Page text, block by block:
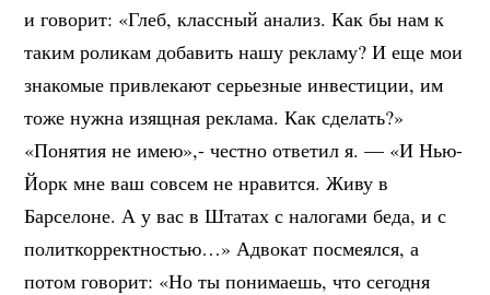
и говорит: «Глеб, классный анализ. Как бы нам к
таким роликам добавить нашу рекламу? И еще мои
знакомые привлекают серьезные инвестиции, им
тоже нужна изящная реклама. Как сделать?»
«Понятия не имею»,- честно ответил я. — «И Нью-
Йорк мне ваш совсем не нравится. Живу в
Барселоне. А у вас в Штатах с налогами беда, и с
политкорректностью…» Адвокат посмеялся, а
потом говорит: «Но ты понимаешь, что сегодня